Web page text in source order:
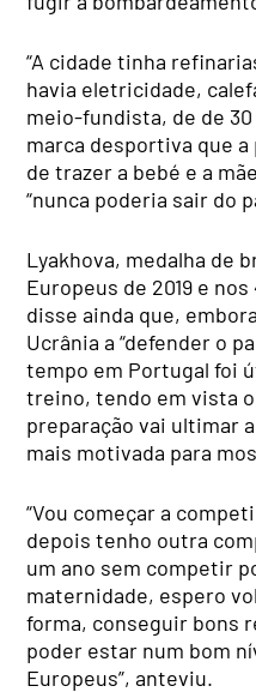
“A cidade tinha
havia eletricidade,
meio-fundista, de de
marca desportiva que
de trazer a bebé e a
“nunca poderia sair do
Lyakhova, medalha de
Europeus de 2019 e
disse ainda que,
Ucrânia a “defender o
tempo em Portugal foi
treino, tendo em vista
preparação vai ultimar
mais motivada para
“Vou começar a
depois tenho outra
um ano sem competir
maternidade, espero
forma, conseguir bons
poder estar num bom
Europeus”, anteviu.